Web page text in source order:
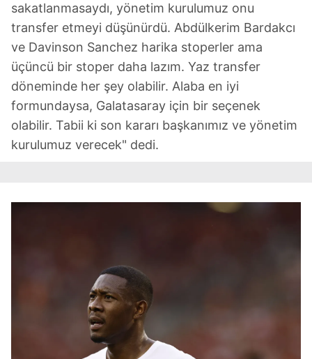
6698 sayılı Kişisel Verilerin Korunması Kanunu uyarınca
hazırlanmış Aydınlatma Metnimizi okumak ve sitemizde
ilgili mevzuata uygun olarak kullanılan çerezlerle ilgili bilgi
almak için lütfentıklayınız.
sakatlanmasaydı, yönetim kurulumuz onu
transfer etmeyi düşünürdü. Abdülkerim Bardakcı
ve Davinson Sanchez harika stoperler ama
üçüncü bir stoper daha lazım. Yaz transfer
döneminde her şey olabilir. Alaba en iyi
formundaysa, Galatasaray için bir seçenek
olabilir. Tabii ki son kararı başkanımız ve yönetim
kurulumuz verecek" dedi.